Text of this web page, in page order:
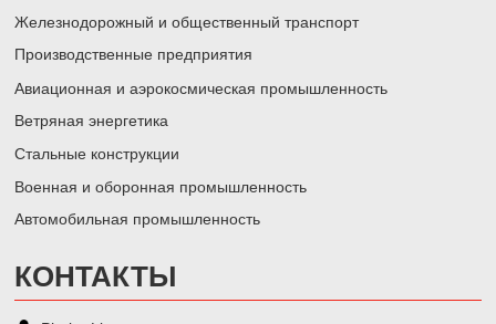
Железнодорожный и общественный транспорт
Производственные предприятия
Авиационная и аэрокосмическая промышленность
Ветряная энергетика
Стальные конструкции
Военная и оборонная промышленность
Автомобильная промышленность
КОНТАКТЫ